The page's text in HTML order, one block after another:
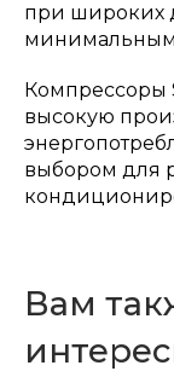
при широких
Компрессоры
высокую
выбором для
Вам